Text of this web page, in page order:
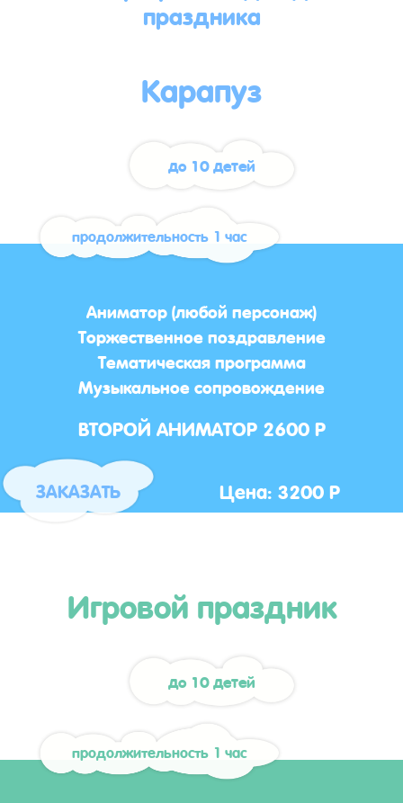
праздника
Карапуз
до 10 детей
продолжительность 1 час
Аниматор (любой персонаж)
Торжественное поздравление
Тематическая программа
Музыкальное сопровождение
ВТОРОЙ АНИМАТОР 2600 Р
ЗАКАЗАТЬ Цена: 3200 Р
Игровой праздник
до 10 детей
продолжительность 1 час